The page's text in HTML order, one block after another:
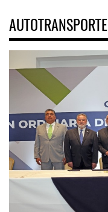
AUTOTRANSPORTE